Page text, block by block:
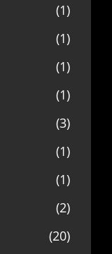
(1)
(1)
(1)
(1)
(3)
(1)
(1)
(2)
(20)